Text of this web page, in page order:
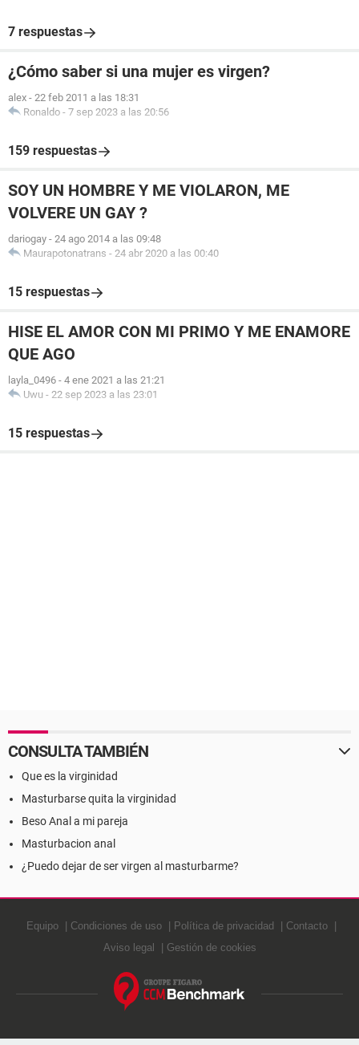
7 respuestas
¿Cómo saber si una mujer es virgen?
alex - 22 feb 2011 a las 18:31
Ronaldo - 7 sep 2023 a las 20:56
159 respuestas
SOY UN HOMBRE Y ME VIOLARON, ME
VOLVERE UN GAY ?
dariogay - 24 ago 2014 a las 09:48
Maurapotonatrans - 24 abr 2020 a las 00:40
15 respuestas
HISE EL AMOR CON MI PRIMO Y ME ENAMORE
QUE AGO
layla_0496 - 4 ene 2021 a las 21:21
Uwu - 22 sep 2023 a las 23:01
15 respuestas
CONSULTA TAMBIÉN
Que es la virginidad
Masturbarse quita la virginidad
Beso Anal a mi pareja
Masturbacion anal
¿Puedo dejar de ser virgen al masturbarme?
Equipo Condiciones de uso Política de privacidad
Contacto
Aviso legal
Gestión de cookies